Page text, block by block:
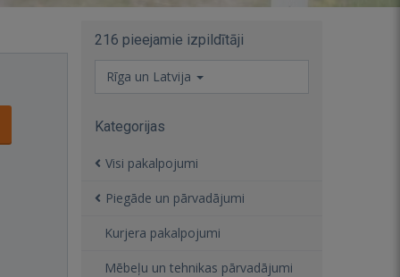
216 pieejamie izpildītāji
Rīga un Latvija
Kategorijas
Visi pakalpojumi
Piegāde un pārvadājumi
Kurjera pakalpojumi
Mēbeļu un tehnikas pārvadājumi